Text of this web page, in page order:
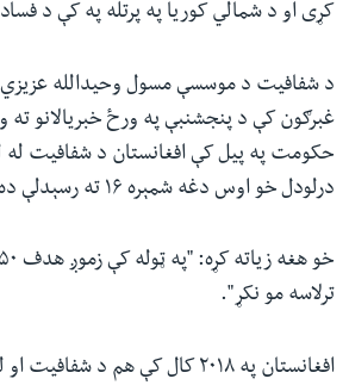
کړی او د شمالي کوریا په پرتله په کې د
د شفافیت د موسسې مسول وحیدالله عزیزي
غبرګون کې د پنجشنبې په ورځ خبریالانو ته
درلودل خو اوس دغه شمېره ۱۶ ته رسېدلې ده.
ترلاسه مو نکړ".
افغانستان په ۲۰۱۸ کال کې هم د